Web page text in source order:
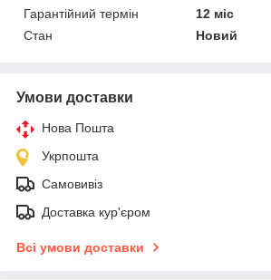
Гарантійний термін
12 міс
Стан
Новий
Умови доставки
Нова Пошта
Укрпошта
Самовивіз
Доставка кур'єром
Всі умови доставки